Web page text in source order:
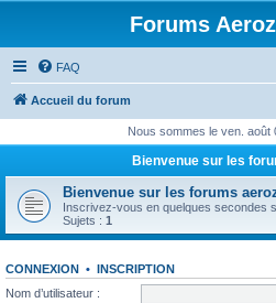
Forums
FAQ
Accueil du forum
Nous sommes le ven. août
Bienvenue sur les
Bienvenue sur les forums
Inscrivez-vous en quelques secondes
Sujets : 1
CONNEXION • INSCRIPTION
Nom d’utilisateur :